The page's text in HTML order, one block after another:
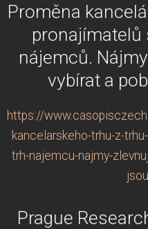
Proměna
pronajímatelů
nájemců.
vybírat a
https://
kancelarskeho-trhu-z-
trh-najemcu-najmy-
Prague